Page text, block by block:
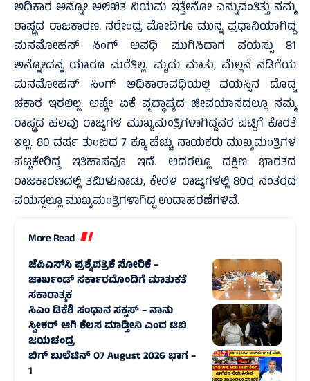
ಅಧಿಕಾರ ಅನ್ನೋ ಅಲಿಖಿತ ನಿಯಮ ಇತ್ತೇನೋ ಎನ್ನುವಂತಿತ್ತು ನಮ್ಮ
ರಾಷ್ಟ್ರದ ರಾಜಕಾರಣ. ನರೇಂದ್ರ ಮೋದಿಗೂ ಮುನ್ನ ಪ್ರಧಾನಿಯಾಗಿದ್ದ
ಮನಮೋಹನ್ ಸಿಂಗ್ ಅವಧಿ ಮುಗಿಸಿದಾಗ ವಯಸ್ಸು 81
ಅನ್ನೋದನ್ನ ಯಾರೂ ಮರೆತಿಲ್ಲ. ಮೃದು ಮಾತು, ಮೆಲ್ಲನೆ ನಡಿಗೆಯ
ಮನಮೋಹನ್ ಸಿಂಗ್ ಅಧಿಕಾರಾವಧಿಯಲ್ಲಿ ವಯಸ್ಸಿನ ದೊಡ್ಡ
ಚಕಾರ ಇರಲಿಲ್ಲ. ಅಷ್ಟೇ ಏಕೆ ವೃದ್ಧಾಪ್ಯದ ಜೀವಯಾನದಲ್ಲೂ ನಮ್ಮ
ರಾಷ್ಟ್ರದ ಹಲವು ರಾಜ್ಯಗಳ ಮುಖ್ಯಮಂತ್ರಿಗಳಾಗಿದ್ದವರ ಪಟ್ಟಿಗೆ ಕೊರತೆ
ಇಲ್ಲ. 80 ವರ್ಷ ತುಂಬಿದ 7 ಕ್ಕೂ ಹೆಚ್ಚು ನಾಯಕರು ಮುಖ್ಯಮಂತ್ರಿಗಳ
ಪಟ್ಟಕೇರಿದ್ದ ಇತಿಹಾಸವೂ ಇದೆ. ಆದರಲ್ಲೂ ದಕ್ಷಿಣ ಭಾರತದ
ರಾಜಕಾರಣದಲ್ಲಿ ತಮಿಳುನಾಡು, ಕೇರಳ ರಾಜ್ಯಗಳಲ್ಲಿ 80ರ ನಂತರದ
ವಯಸ್ಸಲ್ಲೂ ಮುಖ್ಯಮಂತ್ರಿಗಳಾಗಿದ್ದ ಉದಾಹರಣೆಗಳಿವೆ.
More Read
ಜೆಪಿಎಸ್‌ಸಿ ಪ್ರಶ್ನೆಪತ್ರಿಕೆ ಸೋರಿಕೆ –
ಜಾರ್ಖಂಡ್‌ ಸರ್ಕಾರದೊಂದಿಗೆ ಮಾತುಕತೆ
ಸಕಾರಾತ್ಮಕ
ಸಿಎಂ ಡಿಕೆಶಿ ಸಂಧಾನ ಸಕ್ಸಸ್‌ – ನಾನು
ಸ್ವೀಕರ್ ಆಗಿ ಕೆಲಸ ಮಾಡ್ತೀನಿ ಎಂದ ಟಿಬಿ
ಜಯಚಂದ್ರ
ಬಿಗ್‌ ಬುಲೆಟಿನ್‌ 07 August 2026 ಭಾಗ –
1